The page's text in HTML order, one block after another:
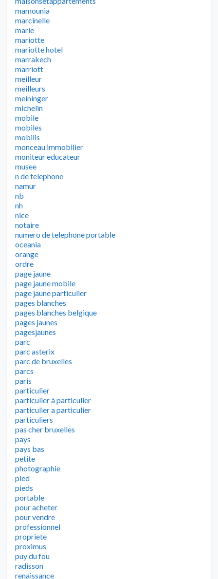
mamounia
marcinelle
marie
mariotte
mariotte hotel
marrakech
marriott
meilleur
meilleurs
meininger
michelin
mobile
mobiles
mobilis
monceau immobilier
moniteur educateur
musee
n de telephone
namur
nb
nh
nice
notaire
numero de telephone portable
oceania
orange
ordre
page jaune
page jaune mobile
page jaune particulier
pages blanches
pages blanches belgique
pages jaunes
pagesjaunes
parc
parc asterix
parc de bruxelles
parcs
paris
particulier
particulier à particulier
particulier a particulier
particuliers
pas cher bruxelles
pays
pays bas
petite
photographie
pied
pieds
portable
pour acheter
pour vendre
professionnel
propriete
proximus
puy du fou
radisson
renaissance